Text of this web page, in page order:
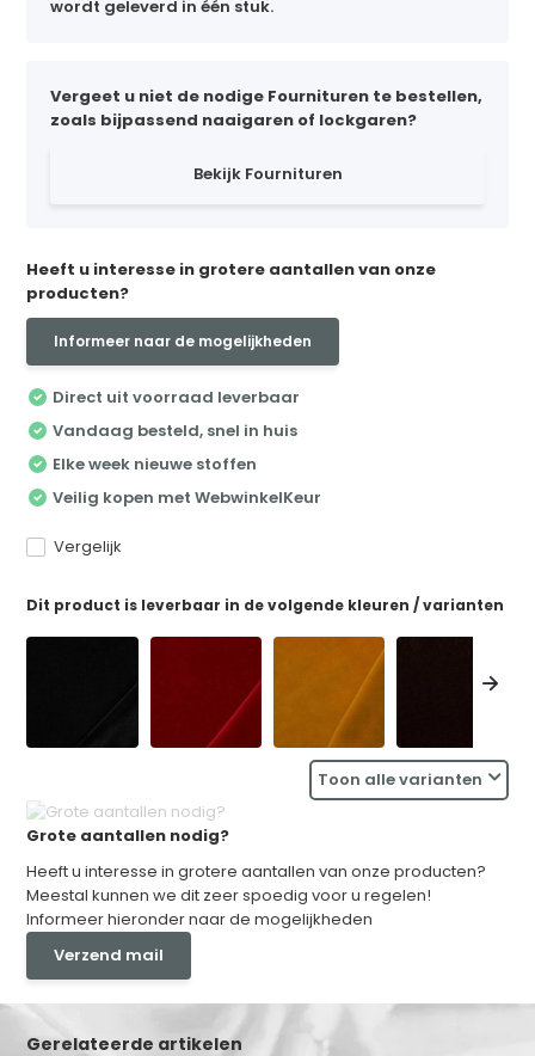
wordt geleverd in één stuk.
Vergeet u niet de nodige Fournituren te bestellen,
zoals bijpassend naaigaren of lockgaren?
Bekijk Fournituren
Heeft u interesse in grotere aantallen van onze
producten?
Informeer naar de mogelijkheden
Direct uit voorraad leverbaar
Vandaag besteld, snel in huis
Elke week nieuwe stoffen
Veilig kopen met WebwinkelKeur
Vergelijk
Dit product is leverbaar in de volgende kleuren / varianten
Toon alle varianten
Grote aantallen nodig?
Heeft u interesse in grotere aantallen van onze producten?
Meestal kunnen we dit zeer spoedig voor u regelen!
Informeer hieronder naar de mogelijkheden
Verzend mail
Gerelateerde artikelen